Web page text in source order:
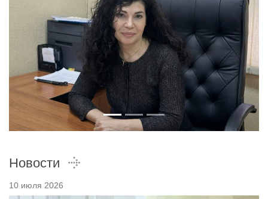
Новости
10 июля 2026